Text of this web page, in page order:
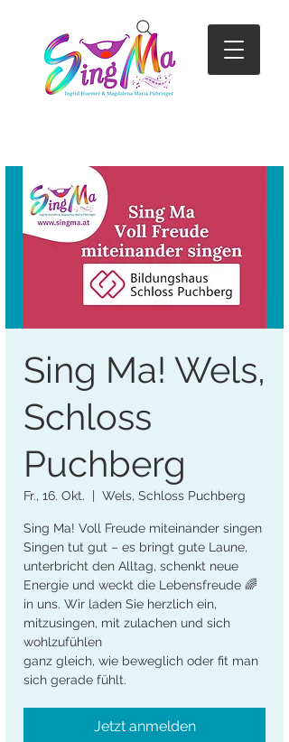
Sing Ma! Wels,
Schloss
Puchberg
Fr., 16. Okt.
  |
Wels, Schloss Puchberg
Sing Ma! Voll Freude miteinander singen
Singen tut gut – es bringt gute Laune,
unterbricht den Alltag, schenkt neue
Energie und weckt die Lebensfreude 🌈
in uns. Wir laden Sie herzlich ein,
mitzusingen, mit zulachen und sich
wohlzufühlen
ganz gleich, wie beweglich oder fit man
sich gerade fühlt.
Jetzt anmelden